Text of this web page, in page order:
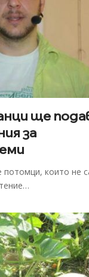
ще
за
потомци, които не
…